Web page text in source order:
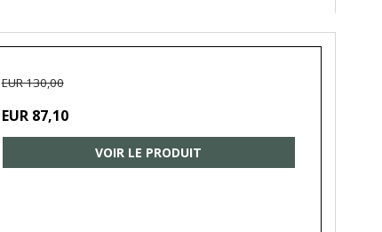
EUR 130,00
EUR 87,10
VOIR LE PRODUIT